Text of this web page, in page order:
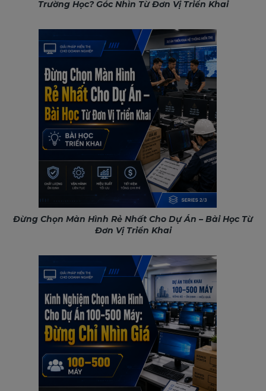
Trường Học? Góc Nhìn Từ Đơn Vị Triển Khai
Đừng Chọn Màn Hình Rẻ Nhất Cho Dự Án – Bài Học Từ
Đơn Vị Triển Khai